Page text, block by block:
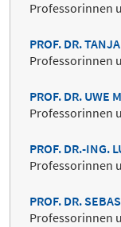
Professorinnen
PROF. DR.
Professorinnen
PROF. DR. UWE
Professorinnen
PROF. DR.-ING.
Professorinnen
PROF. DR.
Professorinnen